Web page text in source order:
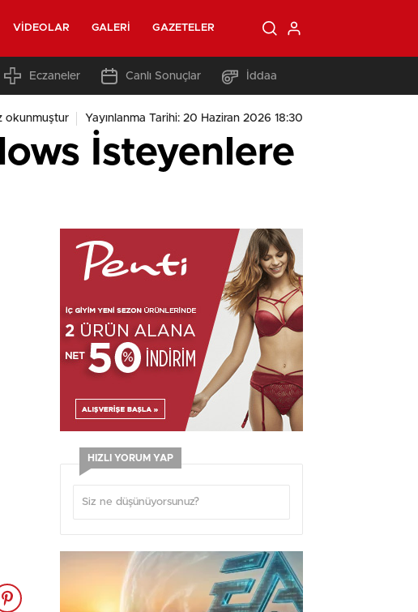
VIDEOLAR GALERI GAZETELER
Eczaneler Canlı Sonuçlar İddaa
okunmuştur Yayınlanma Tarihi: 20 Haziran 2026 18:30
İsteyenlere
HIZLI YORUM YAP